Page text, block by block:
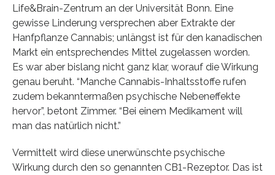
Life&Brain-Zentrum an der Universität Bonn. Eine
gewisse Linderung versprechen aber Extrakte der
Hanfpflanze Cannabis; unlängst ist für den kanadischen
Markt ein entsprechendes Mittel zugelassen worden.
Es war aber bislang nicht ganz klar, worauf die Wirkung
genau beruht. “Manche Cannabis-Inhaltsstoffe rufen
zudem bekanntermaßen psychische Nebeneffekte
hervor”, betont Zimmer. “Bei einem Medikament will
man das natürlich nicht.”
Vermittelt wird diese unerwünschte psychische
Wirkung durch den so genannten CB1-Rezeptor. Das ist